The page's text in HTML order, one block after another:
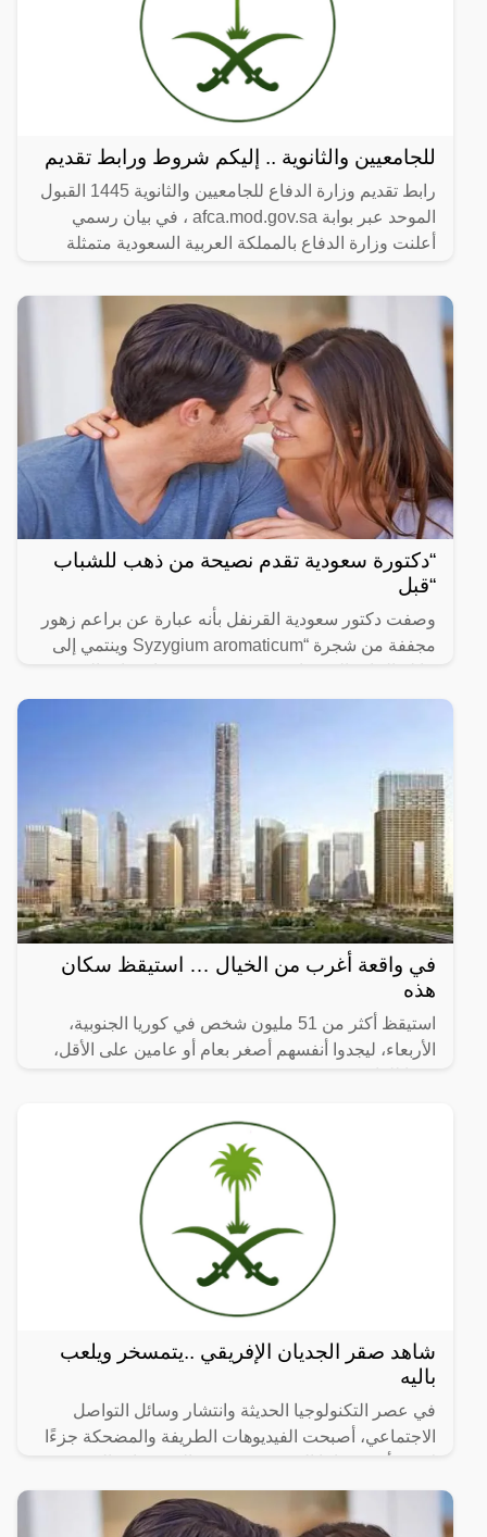
للجامعيين والثانوية .. إليكم شروط ورابط تقديم
رابط تقديم وزارة الدفاع للجامعيين والثانوية 1445 القبول
الموحد عبر بوابة afca.mod.gov.sa ، في بيان رسمي
أعلنت وزارة الدفاع بالمملكة العربية السعودية متمثلة
“دكتورة سعودية تقدم نصيحة من ذهب للشباب
“قبل
وصفت دكتور سعودية القرنفل بأنه عبارة عن براعم زهور
مجففة من شجرة “Syzygium aromaticum وينتمي إلى
ينمو في
في واقعة أغرب من الخيال … استيقظ سكان
هذه
استيقظ أكثر من 51 مليون شخص في كوريا الجنوبية،
الأربعاء، ليجدوا أنفسهم أصغر بعام أو عامين على الأقل،
شاهد صقر الجديان الإفريقي ..يتمسخر ويلعب
باليه
في عصر التكنولوجيا الحديثة وانتشار وسائل التواصل
الاجتماعي، أصبحت الفيديوهات الطريفة والمضحكة جزءًا
انتشرت